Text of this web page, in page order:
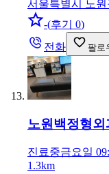
서울특별시 노원
-(후기 0)
전화
팔로
노원백정형외
진료중금요일
1.3km